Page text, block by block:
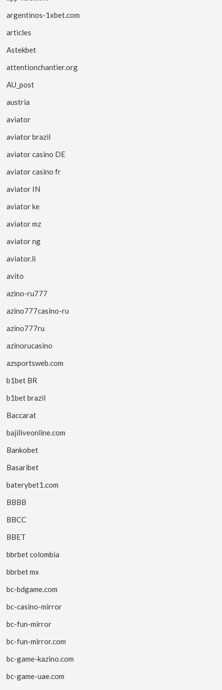
argentinos-1xbet.com
articles
Astekbet
attentionchantier.org
AU_post
austria
aviator
aviator brazil
aviator casino DE
aviator casino fr
aviator IN
aviator ke
aviator mz
aviator ng
aviator.li
avito
azino-ru777
azino777casino-ru
azino777ru
azinorucasino
azsportsweb.com
b1bet BR
b1bet brazil
Baccarat
bajiliveonline.com
Bankobet
Basaribet
baterybet1.com
BBBB
BBCC
BBET
bbrbet colombia
bbrbet mx
bc-bdgame.com
bc-casino-mirror
bc-fun-mirror
bc-fun-mirror.com
bc-game-kazino.com
bc-game-uae.com